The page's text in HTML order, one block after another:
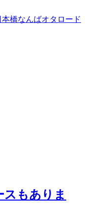
もありま